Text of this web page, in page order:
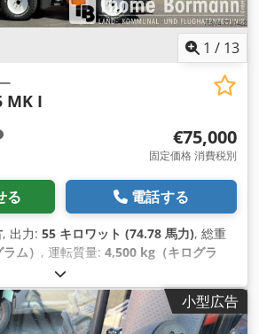
1 / 13
MK I
€75,000
固定価格 消費税別
る 電話する
, 出力: 55 キロワット (74.78 馬力), 総重
ム） , 運転質量: 4,500 kg（キログラ
2 kg（キログラム）
造年:2019, 稼働時間:229 h, 最高速度:
小型広告